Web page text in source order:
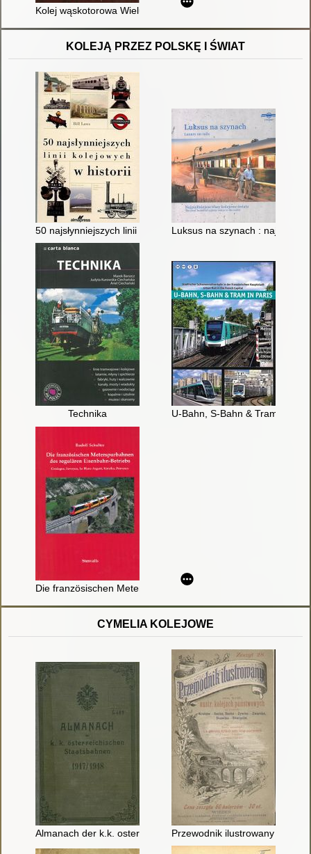
Kolej wąskotorowa Wieluń - Praszka - Olesno
KOLEJĄ PRZEZ POLSKĘ I ŚWIAT
50 najsłynniejszych linii kolejowych w historii
Luksus na szynach :
Technika U-Bahn, S-Bahn & Tram in
Die französischen Meterspurbahnen des regulären
CYMELIA KOLEJOWE
Almanach der k.k. osterreichischen Staatsbahnen 1917/1918
Przewodnik ilustrowany po